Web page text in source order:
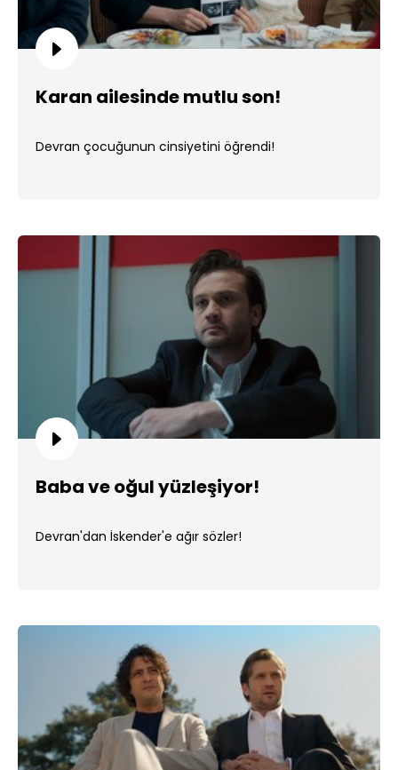
Karan ailesinde mutlu son!
Devran çocuğunun cinsiyetini öğrendi!
Baba ve oğul yüzleşiyor!
Devran'dan İskender'e ağır sözler!